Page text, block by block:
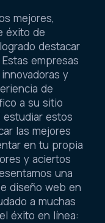
mejores,
éxito de
destacar
empresas
y
de
a su sitio
estudiar estos
las mejores
en tu propia
y aciertos
una
diseño web en
a muchas
éxito en línea: